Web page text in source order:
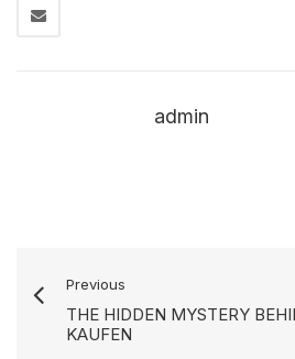
admin
Previous
THE HIDDEN MYSTERY
KAUFEN